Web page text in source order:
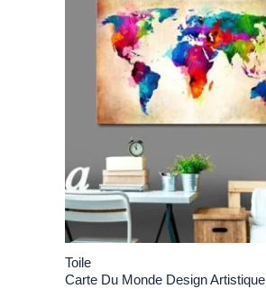
Toile
Carte Du Monde Design Artistique
de
prix :
28.99€
à
63.99€